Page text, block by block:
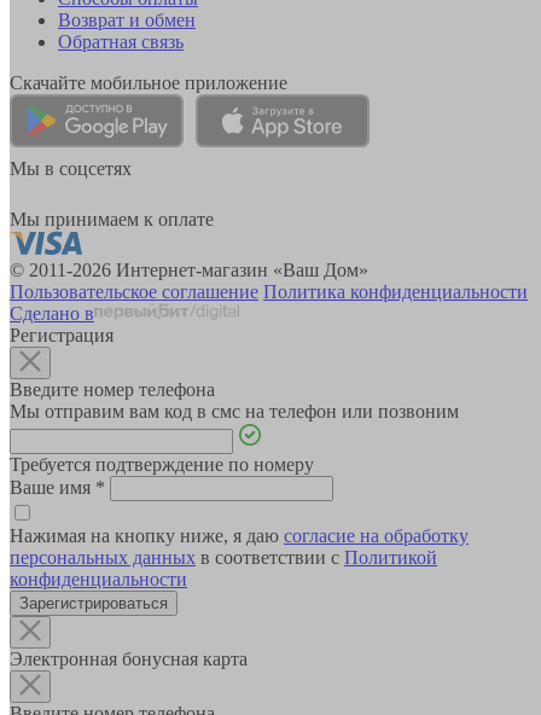
Возврат и обмен
Обратная связь
Скачайте мобильное приложение
Мы в соцсетях
Мы принимаем к оплате
© 2011-2026 Интернет-магазин «Ваш Дом»
Пользовательское соглашение Политика конфиденциальности
Сделано в
Регистрация
Введите номер телефона
Мы отправим вам код в смс на телефон или позвоним
Требуется подтверждение по номеру
Ваше имя *
Нажимая на кнопку ниже, я даю согласие на обработку
персональных данных в соответствии с Политикой
конфиденциальности
Зарегистрироваться
Электронная бонусная карта